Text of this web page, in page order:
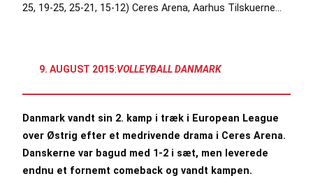
25, 19-25, 25-21, 15-12) Ceres Arena, Aarhus Tilskuerne…
9. AUGUST 2015:VOLLEYBALL DANMARK
Danmark vandt sin 2. kamp i træk i European League
over Østrig efter et medrivende drama i Ceres Arena.
Danskerne var bagud med 1-2 i sæt, men leverede
endnu et fornemt comeback og vandt kampen.